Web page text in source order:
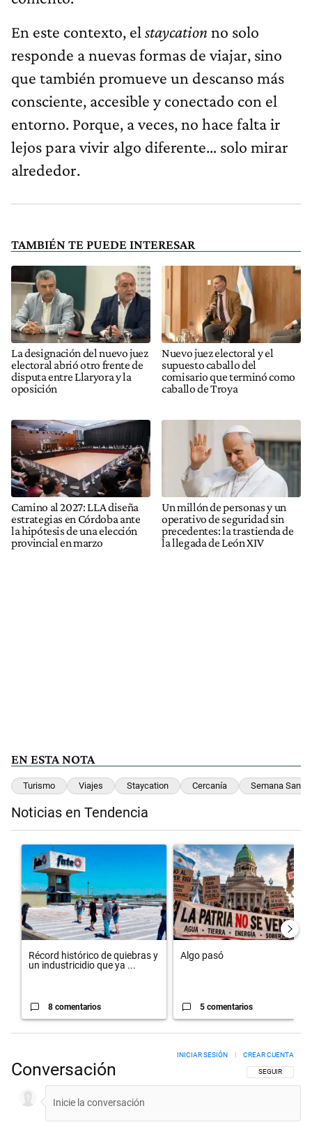
En este contexto, el staycation no solo
responde a nuevas formas de viajar, sino
que también promueve un descanso más
consciente, accesible y conectado con el
entorno. Porque, a veces, no hace falta ir
lejos para vivir algo diferente… solo mirar
alrededor.
TAMBIÉN TE PUEDE INTERESAR
La designación del nuevo juez
electoral abrió otro frente de
disputa entre Llaryora y la
oposición
Nuevo juez electoral y el
supuesto caballo del
comisario que terminó como
caballo de Troya
Camino al 2027: LLA diseña
estrategias en Córdoba ante
la hipótesis de una elección
provincial en marzo
Un millón de personas y un
operativo de seguridad sin
precedentes: la trastienda de
la llegada de León XIV
EN ESTA NOTA
Turismo Viajes Staycation Cercanía Semana Santa
Noticias en Tendencia
Un artículo de tendencia con el título "Récord histórico de
Récord histórico de quiebras y
un industricidio que ya ...
8 comentarios
Un artículo de tendencia con el
Algo pasó
5 comentarios
Conversación SIGA ESTA
SEGUIR
INICIAR SESIÓN | CREAR CUENTA